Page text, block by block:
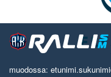
muodossa: